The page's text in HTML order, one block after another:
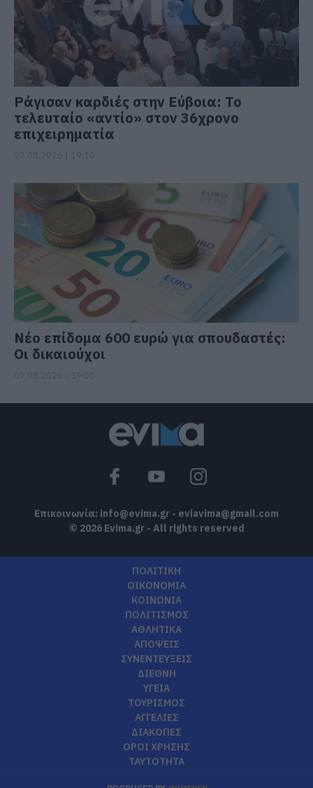
Ράγισαν καρδιές στην Εύβοια: Το
τελευταίο «αντίο» στον 36χρονο
επιχειρηματία
Νέο επίδομα 600 ευρώ για σπουδαστές:
Οι δικαιούχοι
Επικοινωνία: info@evima.gr - eviavima@gmail.com
© 2026 Evima.gr - All rights reserved
ΠΟΛΙΤΙΚΗ
ΟΙΚΟΝΟΜΙΑ
ΚΟΙΝΩΝΙΑ
ΠΟΛΙΤΙΣΜΟΣ
ΑΘΛΗΤΙΚΑ
ΑΠΟΨΕΙΣ
ΣΥΝΕΝΤΕΥΞΕΙΣ
ΔΙΕΘΝΗ
ΥΓΕΙΑ
ΤΟΥΡΙΣΜΟΣ
ΑΓΓΕΛΙΕΣ
ΔΙΑΚΟΠΕΣ
ΟΡΟΙ ΧΡΗΣΗΣ
ΤΑΥΤΟΤΗΤΑ